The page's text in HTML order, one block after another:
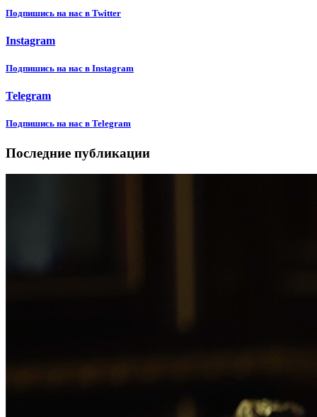
Подпишиcь на нас в Twitter
Instagram
Подпишиcь на нас в Instagram
Telegram
Подпишиcь на нас в Telegram
Последние публикации